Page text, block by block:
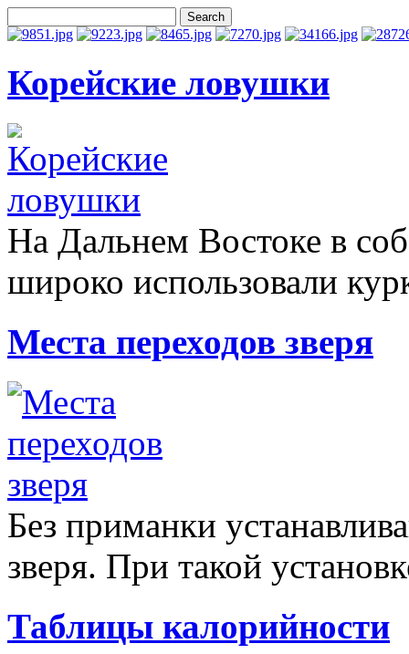
Корейские ловушки
На Дальнем Востоке в
широко использовали
Места переходов зверя
Без приманки
зверя. При такой
Таблицы калорийности